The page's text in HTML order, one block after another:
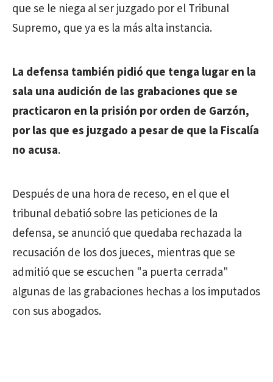
que se le niega al ser juzgado por el Tribunal
Supremo, que ya es la más alta instancia.
La defensa también pidió que tenga lugar en la
sala una audición de las grabaciones que se
practicaron en la prisión por orden de Garzón,
por las que es juzgado a pesar de que la Fiscalía
no acusa.
Después de una hora de receso, en el que el
tribunal debatió sobre las peticiones de la
defensa, se anunció que quedaba rechazada la
recusación de los dos jueces, mientras que se
admitió que se escuchen "a puerta cerrada"
algunas de las grabaciones hechas a los imputados
con sus abogados.